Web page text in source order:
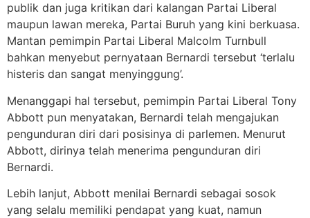
publik dan juga kritikan dari kalangan Partai Liberal
maupun lawan mereka, Partai Buruh yang kini berkuasa.
Mantan pemimpin Partai Liberal Malcolm Turnbull
bahkan menyebut pernyataan Bernardi tersebut ‘terlalu
histeris dan sangat menyinggung’.
Menanggapi hal tersebut, pemimpin Partai Liberal Tony
Abbott pun menyatakan, Bernardi telah mengajukan
pengunduran diri dari posisinya di parlemen. Menurut
Abbott, dirinya telah menerima pengunduran diri
Bernardi.
Lebih lanjut, Abbott menilai Bernardi sebagai sosok
yang selalu memiliki pendapat yang kuat, namun